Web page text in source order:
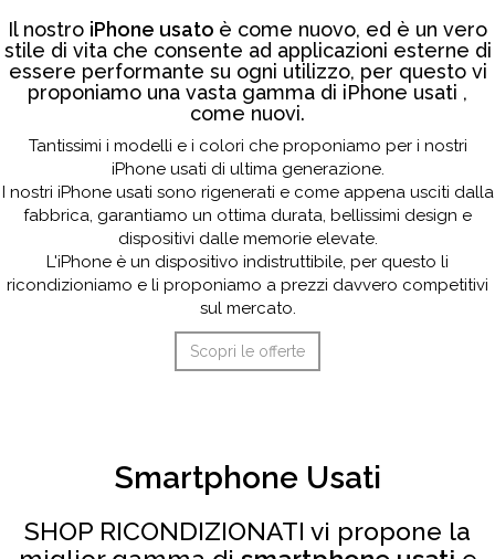
Il nostro iPhone usato è come nuovo, ed è un vero
stile di vita che consente ad applicazioni esterne di
essere performante su ogni utilizzo, per questo vi
proponiamo una vasta gamma di iPhone usati ,
come nuovi.
Tantissimi i modelli e i colori che proponiamo per i nostri
iPhone usati di ultima generazione.
I nostri iPhone usati sono rigenerati e come appena usciti dalla
fabbrica, garantiamo un ottima durata, bellissimi design e
dispositivi dalle memorie elevate.
L'iPhone è un dispositivo indistruttibile, per questo li
ricondizioniamo e li proponiamo a prezzi davvero competitivi
sul mercato.
Scopri le offerte
Smartphone Usati
SHOP RICONDIZIONATI vi propone la